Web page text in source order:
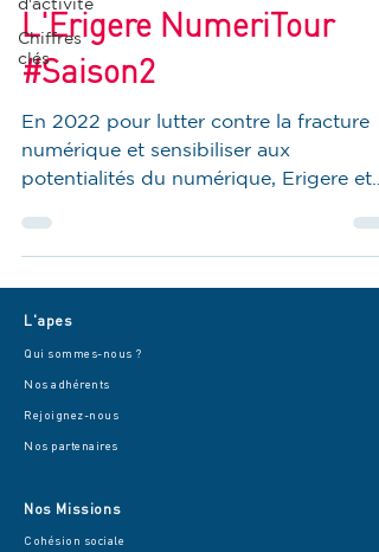
Chiffres
clés
L'Erigere NumeriTour
#Saison2
En 2022 pour lutter contre la fracture
numérique et sensibiliser aux
potentialités du numérique, Erigere et
L'apes
Qui sommes-nous ?
Nos adhérents
Rejoignez-nous
Nos partenaires
Nos Missions
Cohésion sociale